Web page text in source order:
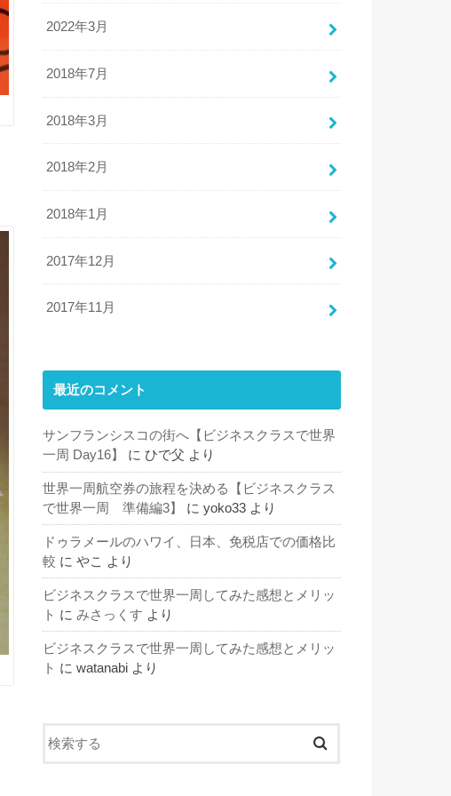
2022年3月
2018年7月
2018年3月
2018年2月
2018年1月
2017年12月
2017年11月
最近のコメント
サンフランシスコの街へ【ビジネスクラスで世界
一周 Day16】
に ひで父 より
世界一周航空券の旅程を決める【ビジネスクラス
で世界一周 準備編3】
に yoko33 より
ドゥラメールのハワイ、日本、免税店での価格比
較 に やこ より
ビジネスクラスで世界一周してみた感想とメリッ
ト に みさっくす より
ビジネスクラスで世界一周してみた感想とメリッ
ト に watanabi より